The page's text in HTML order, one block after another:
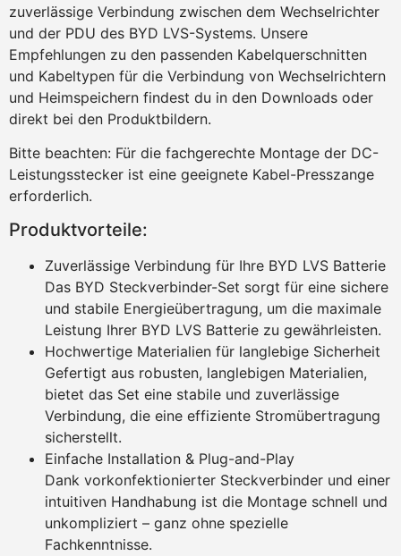
zuverlässige Verbindung zwischen dem Wechselrichter
und der PDU des BYD LVS-Systems. Unsere
Empfehlungen zu den passenden Kabelquerschnitten
und Kabeltypen für die Verbindung von Wechselrichtern
und Heimspeichern findest du in den Downloads oder
direkt bei den Produktbildern.
Bitte beachten: Für die fachgerechte Montage der DC-
Leistungsstecker ist eine geeignete Kabel-Presszange
erforderlich.
Produktvorteile:
Zuverlässige Verbindung für Ihre BYD LVS Batterie
Das BYD Steckverbinder-Set sorgt für eine sichere
und stabile Energieübertragung, um die maximale
Leistung Ihrer BYD LVS Batterie zu gewährleisten.
Hochwertige Materialien für langlebige Sicherheit
Gefertigt aus robusten, langlebigen Materialien,
bietet das Set eine stabile und zuverlässige
Verbindung, die eine effiziente Stromübertragung
sicherstellt.
Einfache Installation & Plug-and-Play
Dank vorkonfektionierter Steckverbinder und einer
intuitiven Handhabung ist die Montage schnell und
unkompliziert – ganz ohne spezielle
Fachkenntnisse.